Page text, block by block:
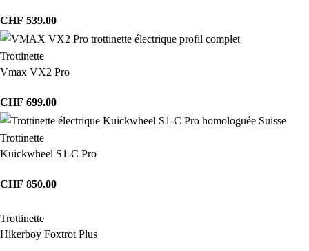
CHF 539.00
Trottinette
Vmax VX2 Pro
CHF 699.00
Trottinette
Kuickwheel S1-C Pro
CHF 850.00
Trottinette
Hikerboy Foxtrot Plus